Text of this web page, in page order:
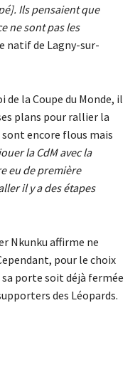
Ils pensaient que
ne sont pas les
natif de Lagny-sur-
de la Coupe du Monde, il
plans pour rallier la
sont encore flous mais
la CdM avec la
eu de première
il y a des étapes
Nkunku affirme ne
pour le choix
porte soit déjà fermée
des Léopards.